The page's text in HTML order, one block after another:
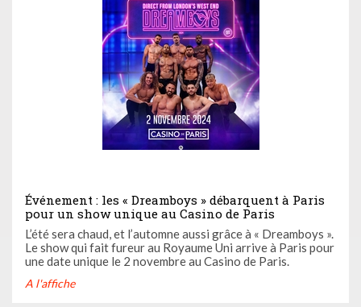
Événement : les « Dreamboys » débarquent à Paris
pour un show unique au Casino de Paris
L’été sera chaud, et l’automne aussi grâce à « Dreamboys ».
Le show qui fait fureur au Royaume Uni arrive à Paris pour
une date unique le 2 novembre au Casino de Paris.
A l'affiche